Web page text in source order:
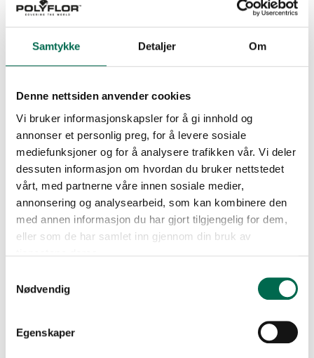
Samtykke Detaljer Om
Denne nettsiden anvender cookies
Vi bruker informasjonskapsler for å gi innhold og
annonser et personlig preg, for å levere sosiale
mediefunksjoner og for å analysere trafikken vår. Vi deler
dessuten informasjon om hvordan du bruker nettstedet
vårt, med partnerne våre innen sosiale medier,
annonsering og analysearbeid, som kan kombinere den
med annen informasjon du har gjort tilgjengelig for dem,
eller som de har samlet inn gjennom din bruk av
Nødvendig
Egenskaper